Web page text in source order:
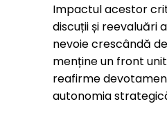
Impactul acestor
discuții și reevaluări
nevoie crescândă
menține un front
reafirme
autonomia